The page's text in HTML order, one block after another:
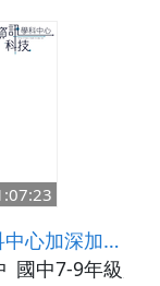
階程式設計－堆疊佇列
國中7-9年級,高